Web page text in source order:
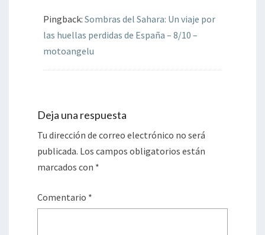
Pingback: Sombras del Sahara: Un viaje por
las huellas perdidas de España – 8/10 –
motoangelu
Deja una respuesta
Tu dirección de correo electrónico no será
publicada. Los campos obligatorios están
marcados con *
Comentario *